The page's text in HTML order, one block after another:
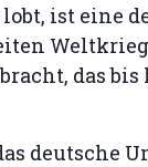
ist eine
das
deutsche